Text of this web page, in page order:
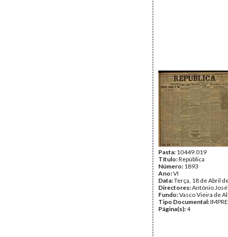
Pasta: 10449.019
Título:República
Número: 1893
Ano:VI
Data:Terça, 18 de Abril
Directores:António
Fundo:Vasco Vieira de
Tipo Documental:
Página(s):4